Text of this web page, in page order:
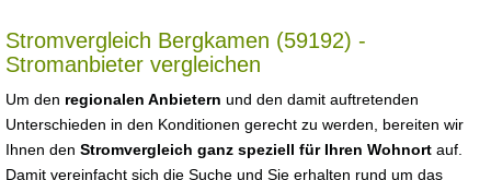
Stromvergleich Bergkamen (59192) -
Stromanbieter vergleichen
Um den regionalen Anbietern und den damit auftretenden
Unterschieden in den Konditionen gerecht zu werden, bereiten wir
Ihnen den Stromvergleich ganz speziell für Ihren Wohnort auf.
Damit vereinfacht sich die Suche und Sie erhalten rund um das